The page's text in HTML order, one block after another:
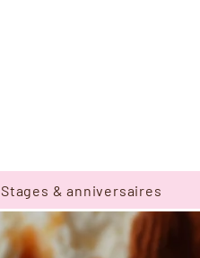
Stages & anniversaires